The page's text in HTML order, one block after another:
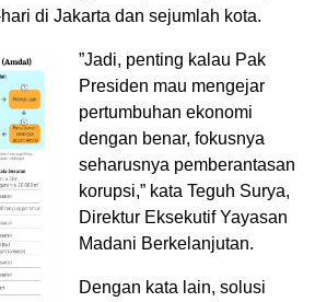
di Jakarta dan sejumlah kota.
”Jadi, penting kalau Pak
Presiden mau mengejar
pertumbuhan ekonomi
dengan benar, fokusnya
seharusnya pemberantasan
korupsi,” kata Teguh Surya,
Direktur Eksekutif Yayasan
Madani Berkelanjutan.
Dengan kata lain, solusi